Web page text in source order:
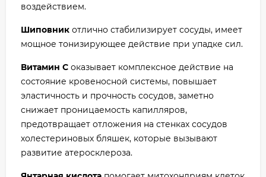
воздействием.
Шиповник отлично стабилизирует сосуды, имеет
мощное тонизирующее действие при упадке сил.
Витамин С оказывает комплексное действие на
состояние кровеносной системы, повышает
эластичность и прочность сосудов, заметно
снижает проницаемость капилляров,
предотвращает отложения на стенках сосудов
холестериновых бляшек, которые вызывают
развитие атеросклероза.